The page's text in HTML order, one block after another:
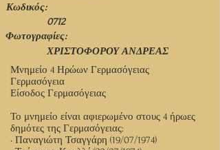
Μνημείο 4 Ηρώων Γερμασόγειας
Γερμασόγεια
Είσοδος Γερμασόγειας
Το μνημείο είναι αφιερωμένο στους 4 ήρωες
δημότες της Γερμασόγειας:
• Παναγιώτη Τσαγγάρη (19/07/1974)
Φωτογραφίες:
ΧΡΙΣΤΟΦΟΡΟΥ ΑΝΔΡΕΑΣ
Κωδικός:
0712